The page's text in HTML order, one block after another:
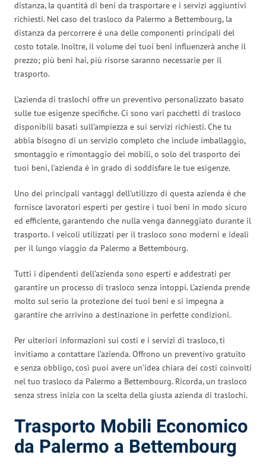
distanza, la quantità di beni da trasportare e i servizi aggiuntivi
richiesti. Nel caso del trasloco da Palermo a Bettembourg, la
distanza da percorrere è una delle componenti principali del
costo totale. Inoltre, il volume dei tuoi beni influenzerà anche il
prezzo; più beni hai, più risorse saranno necessarie per il
trasporto.
L’azienda di traslochi offre un preventivo personalizzato basato
sulle tue esigenze specifiche. Ci sono vari pacchetti di trasloco
disponibili basati sull’ampiezza e sui servizi richiesti. Che tu
abbia bisogno di un servizio completo che include imballaggio,
smontaggio e rimontaggio dei mobili, o solo del trasporto dei
tuoi beni, l’azienda è in grado di soddisfare le tue esigenze.
Uno dei principali vantaggi dell’utilizzo di questa azienda è che
fornisce lavoratori esperti per gestire i tuoi beni in modo sicuro
ed efficiente, garantendo che nulla venga danneggiato durante il
trasporto. I veicoli utilizzati per il trasloco sono moderni e ideali
per il lungo viaggio da Palermo a Bettembourg.
Tutti i dipendenti dell’azienda sono esperti e addestrati per
garantire un processo di trasloco senza intoppi. L’azienda prende
molto sul serio la protezione dei tuoi beni e si impegna a
garantire che arrivino a destinazione in perfette condizioni.
Per ulteriori informazioni sui costi e i servizi di trasloco, ti
invitiamo a contattare l’azienda. Offrono un preventivo gratuito
e senza obbligo, così puoi avere un’idea chiara dei costi coinvolti
nel tuo trasloco da Palermo a Bettembourg. Ricorda, un trasloco
senza stress inizia con la scelta della giusta azienda di traslochi.
Trasporto Mobili Economico
da Palermo a Bettembourg